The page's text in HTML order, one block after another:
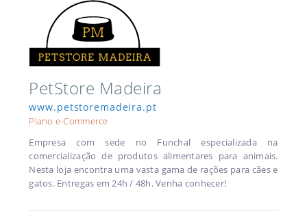
PetStore Madeira
www.petstoremadeira.pt
Plano e-Commerce
Empresa com sede no Funchal especializada na
comercialização de produtos alimentares para animais.
Nesta loja encontra uma vasta gama de rações para cães e
gatos. Entregas em 24h / 48h. Venha conhecer!